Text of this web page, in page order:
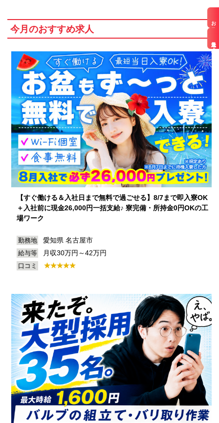
お仕事検索
最近見た求人
今月のおすすめ求人
【すぐ働ける＆入社日まで無料で過ごせる】8/7まで即入寮OK
＋入社前に現金26,000円一括支給♪ 寮完備・所持金0円OKの工
場ワーク
勤務地 愛知県 名古屋市
給与等 月収30万円～42万円
口コミ